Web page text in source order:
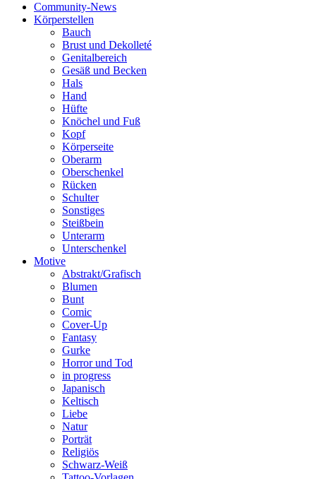
Community-News
Körperstellen
Bauch
Brust und Dekolleté
Genitalbereich
Gesäß und Becken
Hals
Hand
Hüfte
Knöchel und Fuß
Kopf
Körperseite
Oberarm
Oberschenkel
Rücken
Schulter
Sonstiges
Steißbein
Unterarm
Unterschenkel
Motive
Abstrakt/Grafisch
Blumen
Bunt
Comic
Cover-Up
Fantasy
Gurke
Horror und Tod
in progress
Japanisch
Keltisch
Liebe
Natur
Porträt
Religiös
Schwarz-Weiß